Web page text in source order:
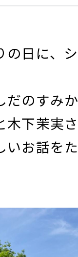
の日に、
だのすみ
木下茉実
いお話を